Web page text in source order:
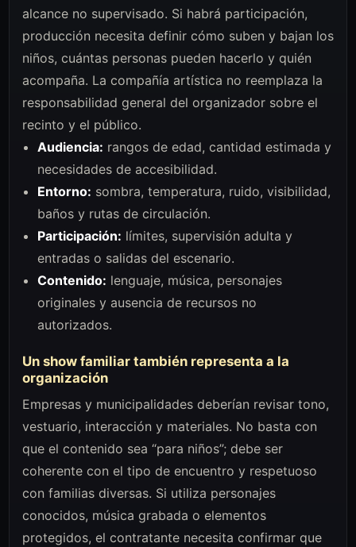
alcance no supervisado. Si habrá participación,
producción necesita definir cómo suben y bajan los
niños, cuántas personas pueden hacerlo y quién
acompaña. La compañía artística no reemplaza la
responsabilidad general del organizador sobre el
recinto y el público.
Audiencia: rangos de edad, cantidad estimada y
necesidades de accesibilidad.
Entorno: sombra, temperatura, ruido, visibilidad,
baños y rutas de circulación.
Participación: límites, supervisión adulta y
entradas o salidas del escenario.
Contenido: lenguaje, música, personajes
originales y ausencia de recursos no
autorizados.
Un show familiar también representa a la
organización
Empresas y municipalidades deberían revisar tono,
vestuario, interacción y materiales. No basta con
que el contenido sea “para niños”; debe ser
coherente con el tipo de encuentro y respetuoso
con familias diversas. Si utiliza personajes
conocidos, música grabada o elementos
protegidos, el contratante necesita confirmar que